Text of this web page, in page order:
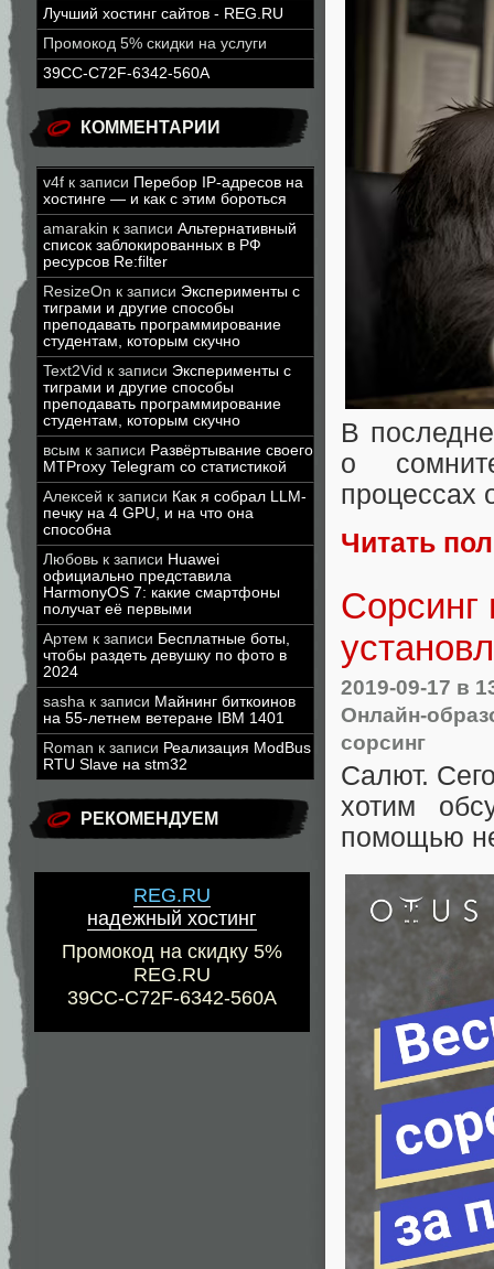
Лучший хостинг сайтов - REG.RU
Промокод 5% скидки на услуги
39CC-C72F-6342-560A
КОММЕНТАРИИ
v4f к записи Перебор IP-адресов на
хостинге — и как с этим бороться
amarakin к записи Альтернативный
список заблокированных в РФ
ресурсов Re:filter
ResizeOn к записи Эксперименты с
тиграми и другие способы
преподавать программирование
студентам, которым скучно
Text2Vid к записи Эксперименты с
тиграми и другие способы
преподавать программирование
студентам, которым скучно
всым к записи Развёртывание своего
MTProxy Telegram со статистикой
Алексей к записи Как я собрал LLM-
печку на 4 GPU, и на что она
способна
Любовь к записи Huawei
официально представила
HarmonyOS 7: какие смартфоны
получат её первыми
Артем к записи Бесплатные боты,
чтобы раздеть девушку по фото в
2024
sasha к записи Майнинг биткоинов
на 55-летнем ветеране IBM 1401
Roman к записи Реализация ModBus
RTU Slave на stm32
РЕКОМЕНДУЕМ
REG.RU
надежный хостинг
Промокод на скидку 5%
REG.RU
39CC-C72F-6342-560A
В
о
процессах
Читать
Сорсинг
2019-09-17 в
Онлайн-
сорсинг
Салют.
хотим
помощью